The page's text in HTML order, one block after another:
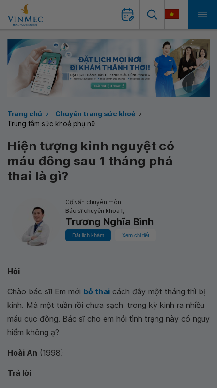
Trang chủ
Chuyên trang sức khoẻ
Trung tâm sức khoẻ phụ nữ
Hiện tượng kinh nguyệt có
máu đông sau 1 tháng phá
thai là gì?
Cố vấn chuyên môn
Bác sĩ chuyên khoa I,
Trương Nghĩa Bình
Đặt lịch khám Xem chi tiết
Hỏi
Chào bác sĩ! Em mới bỏ thai cách đây một tháng thì bị
kinh. Mà một tuần rồi chưa sạch, trong kỳ kinh ra nhiều
máu cục đông. Bác sĩ cho em hỏi tình trạng này có nguy
hiểm không ạ?
Hoài An (1998)
Trả lời